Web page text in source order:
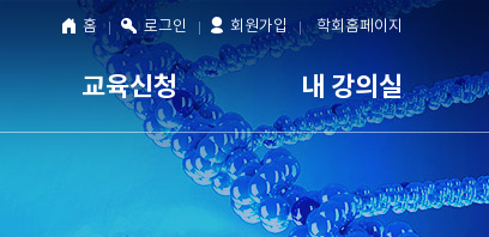
홈 로그인 회원가입 학회홈페이지
교육신청 내 강의실